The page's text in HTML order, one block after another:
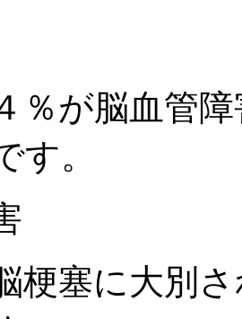
％が脳血管
す。
梗塞に大別